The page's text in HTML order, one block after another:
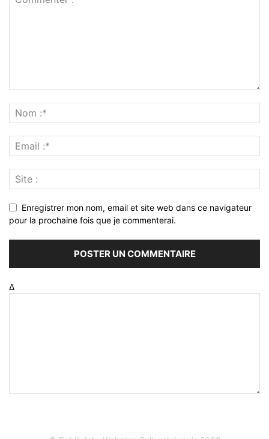
Enregistrer mon nom, email et site web dans ce navigateur
pour la prochaine fois que je commenterai.
Δ